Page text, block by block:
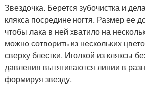
Звездочка. Берется зубочистка и
клякса посредине ногтя. Размер ее
чтобы лака в ней хватило на
можно сотворить из нескольких
сверху блестки. Иголкой из кляксы
давления вытягиваются линии в
формируя звезду.